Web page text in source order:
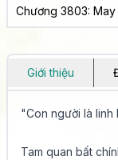
Chương 3803:
Giới thiệu
"Con người là linh
Tam quan bất